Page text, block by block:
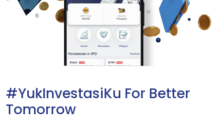
#YukInvestasiKu For Better
Tomorrow